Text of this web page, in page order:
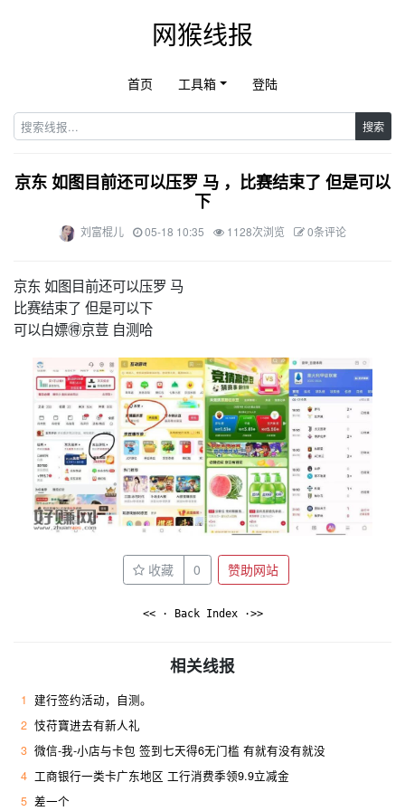
网猴线报
首页 工具箱 登陆
搜索
京东 如图目前还可以压罗 马 ，比赛结束了 但是可以
下
刘富棍儿 05-18 10:35 1128次浏览 0条评论
京东 如图目前还可以压罗 马
比赛结束了 但是可以下
可以白嫖🉐京荳 自测哈 ​
收藏 0 赞助网站
<< · Back Index ·>>
相关线报
1 建行签约活动，自测。
2 忮苻寶进去有新人礼
3 微信-我-小店与卡包 签到七天得6无门槛 有就有没有就没
4 工商银行一类卡广东地区 工行消费季领9.9立减金
5 差一个